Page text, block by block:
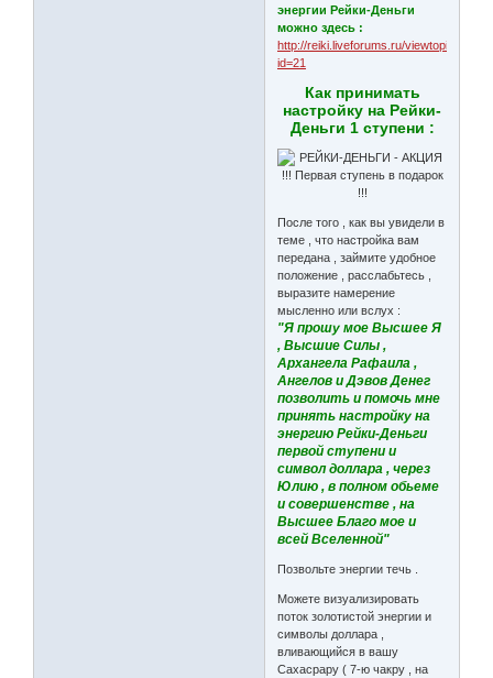
энергии Рейки-Деньги
можно здесь :
http://reiki.liveforums.ru/viewtopic.php?
id=21
Как принимать
настройку на Рейки-
Деньги 1 ступени :
После того , как вы увидели в
теме , что настройка вам
передана , займите удобное
положение , расслабьтесь ,
выразите намерение
мысленно или вслух :
"Я прошу мое Высшее Я
, Высшие Силы ,
Архангела Рафаила ,
Ангелов и Дэвов Денег
позволить и помочь мне
принять настройку на
энергию Рейки-Деньги
первой ступени и
символ доллара , через
Юлию , в полном обьеме
и совершенстве , на
Высшее Благо мое и
всей Вселенной"
Позвольте энергии течь .
Можете визуализировать
поток золотистой энергии и
символы доллара ,
вливающийся в вашу
Сахасрару ( 7-ю чакру , на